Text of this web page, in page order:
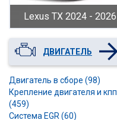
Lexus TX 2024 - 2026
ДВИГАТЕЛЬ
Двигатель в сборе (98)
Крепление двигателя и кпп
(459)
Система EGR (60)